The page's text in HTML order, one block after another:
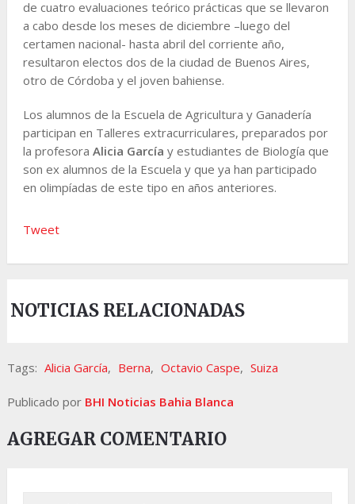
de cuatro evaluaciones teórico prácticas que se llevaron
a cabo desde los meses de diciembre –luego del
certamen nacional- hasta abril del corriente año,
resultaron electos dos de la ciudad de Buenos Aires,
otro de Córdoba y el joven bahiense.
Los alumnos de la Escuela de Agricultura y Ganadería
participan en Talleres extracurriculares, preparados por
la profesora Alicia García y estudiantes de Biología que
son ex alumnos de la Escuela y que ya han participado
en olimpíadas de este tipo en años anteriores.
Tweet
NOTICIAS RELACIONADAS
Tags: Alicia García, Berna, Octavio Caspe, Suiza
Publicado por BHI Noticias Bahia Blanca
AGREGAR COMENTARIO